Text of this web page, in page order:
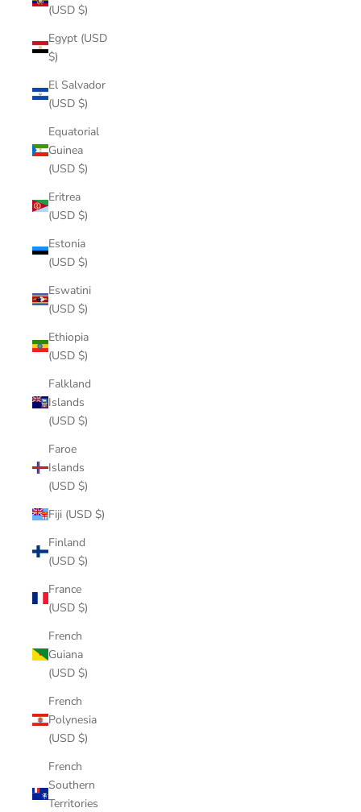
(USD $)
Egypt (USD
$)
El Salvador
(USD $)
Equatorial
Guinea
(USD $)
Eritrea
(USD $)
Estonia
(USD $)
Eswatini
(USD $)
Ethiopia
(USD $)
Falkland
Islands
(USD $)
Faroe
Islands
(USD $)
Fiji (USD $)
Finland
(USD $)
France
(USD $)
French
Guiana
(USD $)
French
Polynesia
(USD $)
French
Southern
Territories